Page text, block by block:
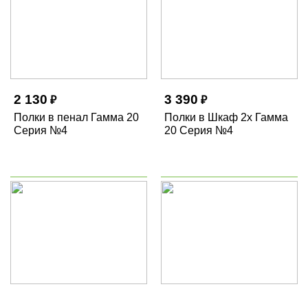
2 130 ₽
Полки в пенал Гамма 20
Серия №4
3 390 ₽
Полки в Шкаф 2х Гамма
20 Серия №4